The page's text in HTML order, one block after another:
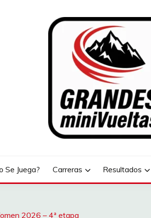
Se Juega? Carreras Resultados
2026 – 4ª etapa